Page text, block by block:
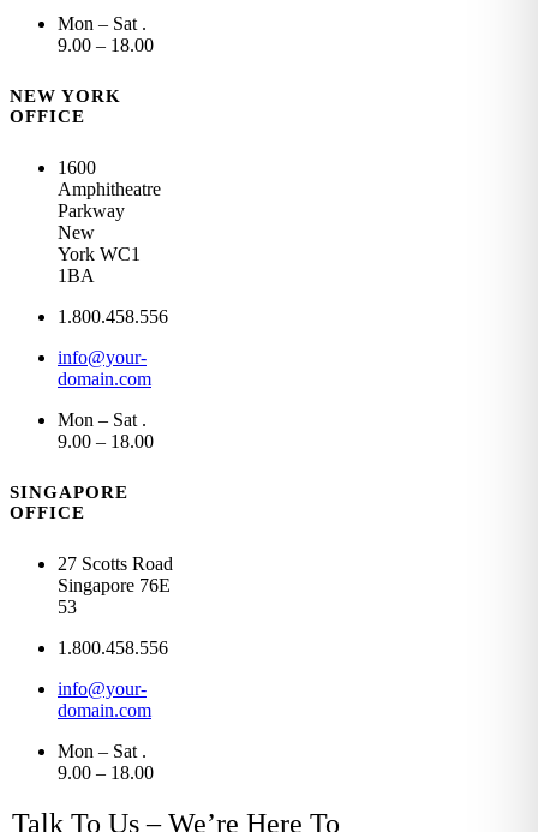
Mon – Sat .
9.00 – 18.00
NEW YORK
OFFICE
1600
Amphitheatre
Parkway
New
York WC1
1BA
1.800.458.556
info@your-
domain.com
Mon – Sat .
9.00 – 18.00
SINGAPORE
OFFICE
27 Scotts Road
Singapore 76E
53
1.800.458.556
info@your-
domain.com
Mon – Sat .
9.00 – 18.00
Talk To Us – We’re Here To